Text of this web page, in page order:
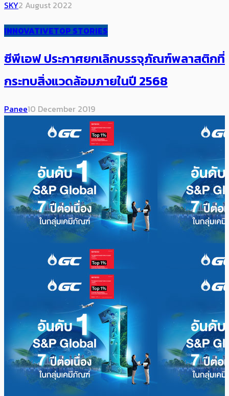
SKY2 August 2022
INNOVATIVETOP STORIES
ซีพีเอฟ ประกาศยกเลิกบรรจุภัณฑ์พลาสติกที่
กระทบสิ่งแวดล้อมภายในปี 2568
Panee10 December 2019